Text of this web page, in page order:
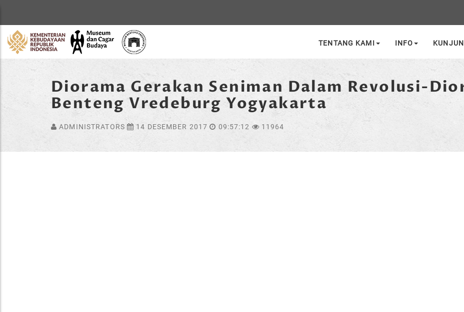
Home
TENTANG KAMI INFO
Diorama Gerakan Seniman Dalam Revolusi-
Benteng Vredeburg Yogyakarta
ADMINISTRATORS 14 DESEMBER 2017 09:57:12 11964